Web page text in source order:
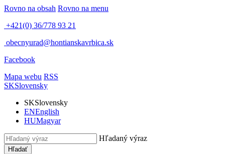
Rovno na obsah Rovno na menu
+421(0) 36/778 93 21
obecnyurad@hontianskavrbica.sk
Facebook
Mapa webu RSS
SKSlovensky
SKSlovensky
ENEnglish
HUMagyar
Hľadaný výraz
Hľadať